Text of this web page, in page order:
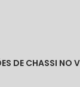
DE CHASSI NO